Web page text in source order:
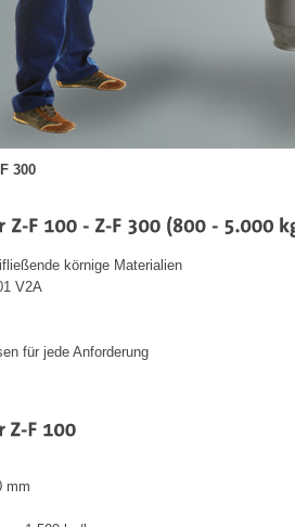
300
körnige Materialien
V2A
für jede Anforderung
mm